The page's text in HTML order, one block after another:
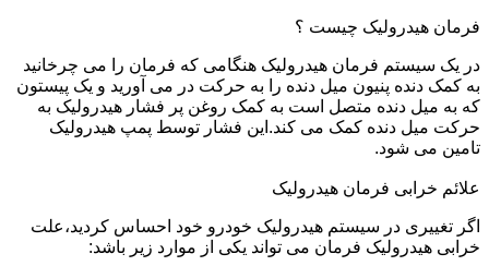
فرمان هیدرولیک چیست ؟
در یک سیستم فرمان هیدرولیک هنگامی که فرمان را می چرخانید
به کمک دنده پنیون میل دنده را به حرکت در می آورید و یک پیستون
که به میل دنده متصل است به کمک روغن پر فشار هیدرولیک به
حرکت میل دنده کمک می کند.این فشار توسط پمپ هیدرولیک
تامین می شود.
علائم خرابی فرمان هیدرولیک
اگر تغییری در سیستم هیدرولیک خودرو خود احساس کردید،علت
خرابی هیدرولیک فرمان می تواند یکی از موارد زیر باشد: